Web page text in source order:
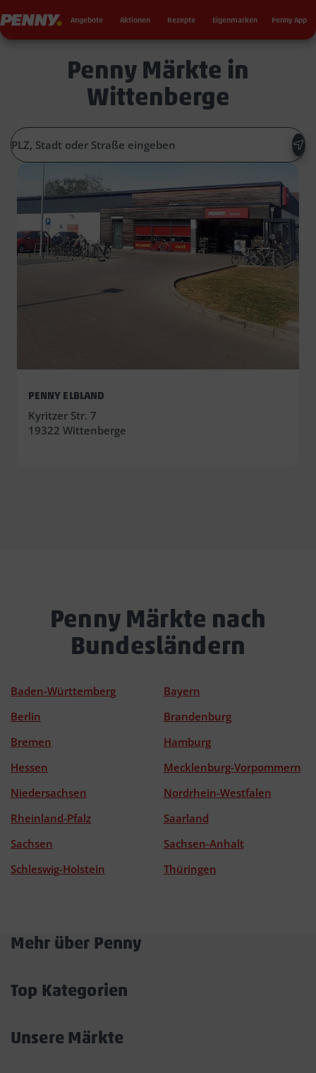
Penny Angebote Aktionen Rezepte Eigenmarken Penny App
Penny Märkte in
Wittenberge
PENNY ELBLAND
Kyritzer Str. 7
19322 Wittenberge
Penny Märkte nach
Bundesländern
Baden-Württemberg
Bayern
Berlin
Brandenburg
Bremen
Hamburg
Hessen
Mecklenburg-Vorpommern
Niedersachsen
Nordrhein-Westfalen
Rheinland-Pfalz
Saarland
Sachsen
Sachsen-Anhalt
Schleswig-Holstein
Thüringen
Mehr über Penny
Top Kategorien
Unsere Märkte